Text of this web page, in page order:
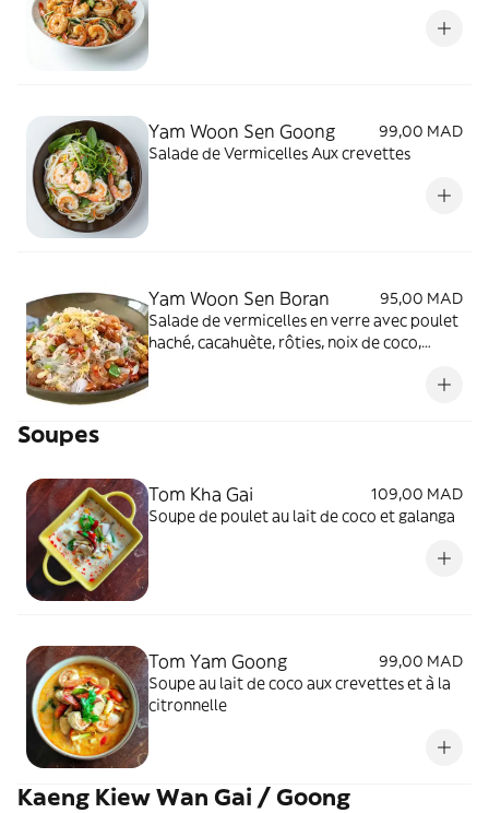
Yam Woon Sen Goong
99,00 MAD
Salade de Vermicelles Aux crevettes
Yam Woon Sen Boran
95,00 MAD
Salade de vermicelles en verre avec poulet
haché, cacahuète, rôties, noix de coco,
Soupes
Tom Kha Gai
109,00 MAD
Soupe de poulet au lait de coco et galanga
Tom Yam Goong
99,00 MAD
Soupe au lait de coco aux crevettes et à la
citronnelle
Kaeng Kiew Wan Gai / Goong